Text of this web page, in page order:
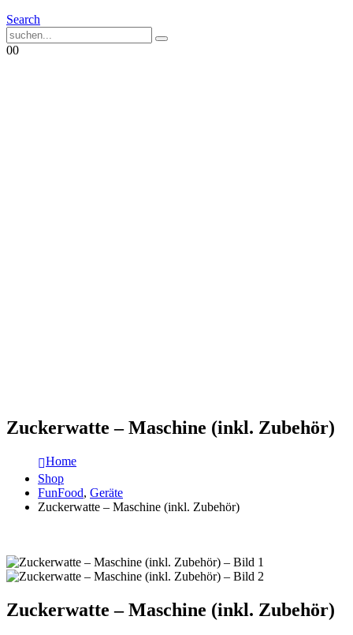
Search
00
Zuckerwatte – Maschine (inkl. Zubehör)
Home
Shop
FunFood, Geräte
Zuckerwatte – Maschine (inkl. Zubehör)
Zuckerwatte – Maschine (inkl. Zubehör)